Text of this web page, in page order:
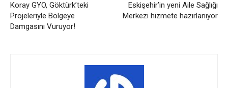
Koray GYO, Göktürk’teki
Projeleriyle Bölgeye
Damgasını Vuruyor!
Eskişehir’in yeni Aile Sağlığı
Merkezi hizmete hazırlanıyor